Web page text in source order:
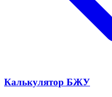
Калькулятор БЖУ